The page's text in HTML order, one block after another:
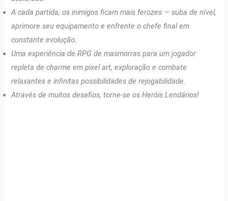
A cada partida, os inimigos ficam mais ferozes — suba de nível,
aprimore seu equipamento e enfrente o chefe final em
constante evolução.
Uma experiência de RPG de masmorras para um jogador
repleta de charme em pixel art, exploração e combate
relaxantes e infinitas possibilidades de rejogabilidade.
Através de muitos desafios, torne-se os Heróis Lendários!